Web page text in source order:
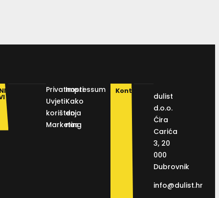
Privatnosti
Uvjeti
korištenja
Marketing
Impressum
Kako
do
nas
Kontakt
dulist
d.o.o.
Ćira
Carića
3, 20
000
Dubrovnik
info@dulist.hr